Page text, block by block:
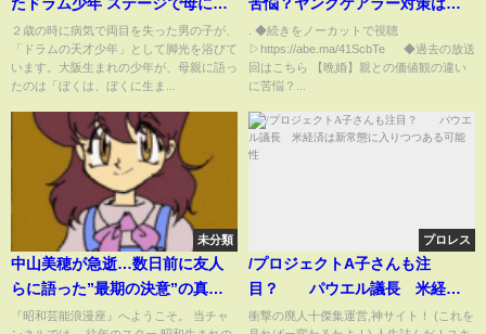
たドラム少年 ステージで母に
「ママもう泣かんといてな」
NNNセレクション
２歳の時に病気で両目を失った男の子が、
「ドラムの天才少年」として脚光を浴びて
います。大阪生まれの少年が、母親に語っ
たのは「ぼくは、ぼくに生ま...
苦悩？ヤングケアラー対策は？
31歳から認知症の母を介護する
当事者｜アベプラ
. ◆続きをノーカットで視聴
▷https://abe.ma/41ScbTe ◆過去の放送
回はこちら 【晩婚】親との価値観の違い
に苦悩？...
未分類
中山美穂が急逝…数日前に友人
らに語った”最期の決意”の真相
に言葉を失う…！！浴室で自ら
『昭和芸能浪漫座』へようこそ。 当チャ
プロレス
/プロジェクトA子さんも注
目？ パウエル議長 米経済
は新常態に入りつつある可能性
衝撃の廃人十傑集運営,神サイト！ (これを